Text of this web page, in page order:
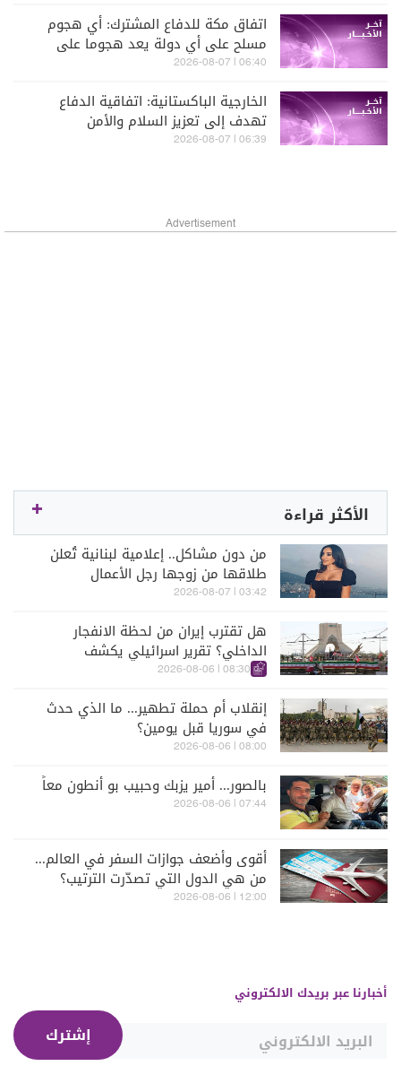
اتفاق مكة للدفاع المشترك: أي هجوم
مسلح على أي دولة يعد هجوما على
الدول الثلاث جميعها
06:40 | 2026-08-07
الخارجية الباكستانية: اتفاقية الدفاع
تهدف إلى تعزيز السلام والأمن
والاستقرار في المنطقة وخارجها
06:39 | 2026-08-07
Advertisement
الأكثر قراءة
من دون مشاكل.. إعلامية لبنانية تُعلن
طلاقها من زوجها رجل الأعمال
03:42 | 2026-08-07
هل تقترب إيران من لحظة الانفجار
الداخلي؟ تقرير اسرائيلي يكشف
الكواليس
08:30 | 2026-08-06
إنقلاب أم حملة تطهير... ما الذي حدث
في سوريا قبل يومين؟
08:00 | 2026-08-06
بالصور... أمير يزبك وحبيب بو أنطون معاً
07:44 | 2026-08-06
أقوى وأضعف جوازات السفر في العالم...
من هي الدول التي تصدّرت الترتيب؟
12:00 | 2026-08-06
أخبارنا عبر بريدك الالكتروني
إشترك